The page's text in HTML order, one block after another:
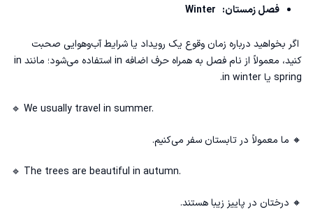
فصل زمستان: Winter
اگر بخواهید درباره زمان وقوع یک رویداد یا شرایط آب‌وهوایی صحبت
کنید، معمولاً از نام فصل به همراه حرف اضافه in استفاده می‌شود؛ مانند in
spring یا in winter.
🔹 We usually travel in summer.
🔸 ما معمولاً در تابستان سفر می‌کنیم.
🔹 The trees are beautiful in autumn.
🔸 درختان در پاییز زیبا هستند.